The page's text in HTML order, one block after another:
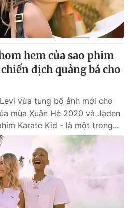
lai
hem của sao phim
dịch quảng bá cho
vừa tung bộ ảnh mới cho
mùa Xuân Hè 2020 và Jaden
Karate Kid - là một trong...